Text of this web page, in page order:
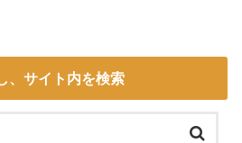
、サイト内を検索